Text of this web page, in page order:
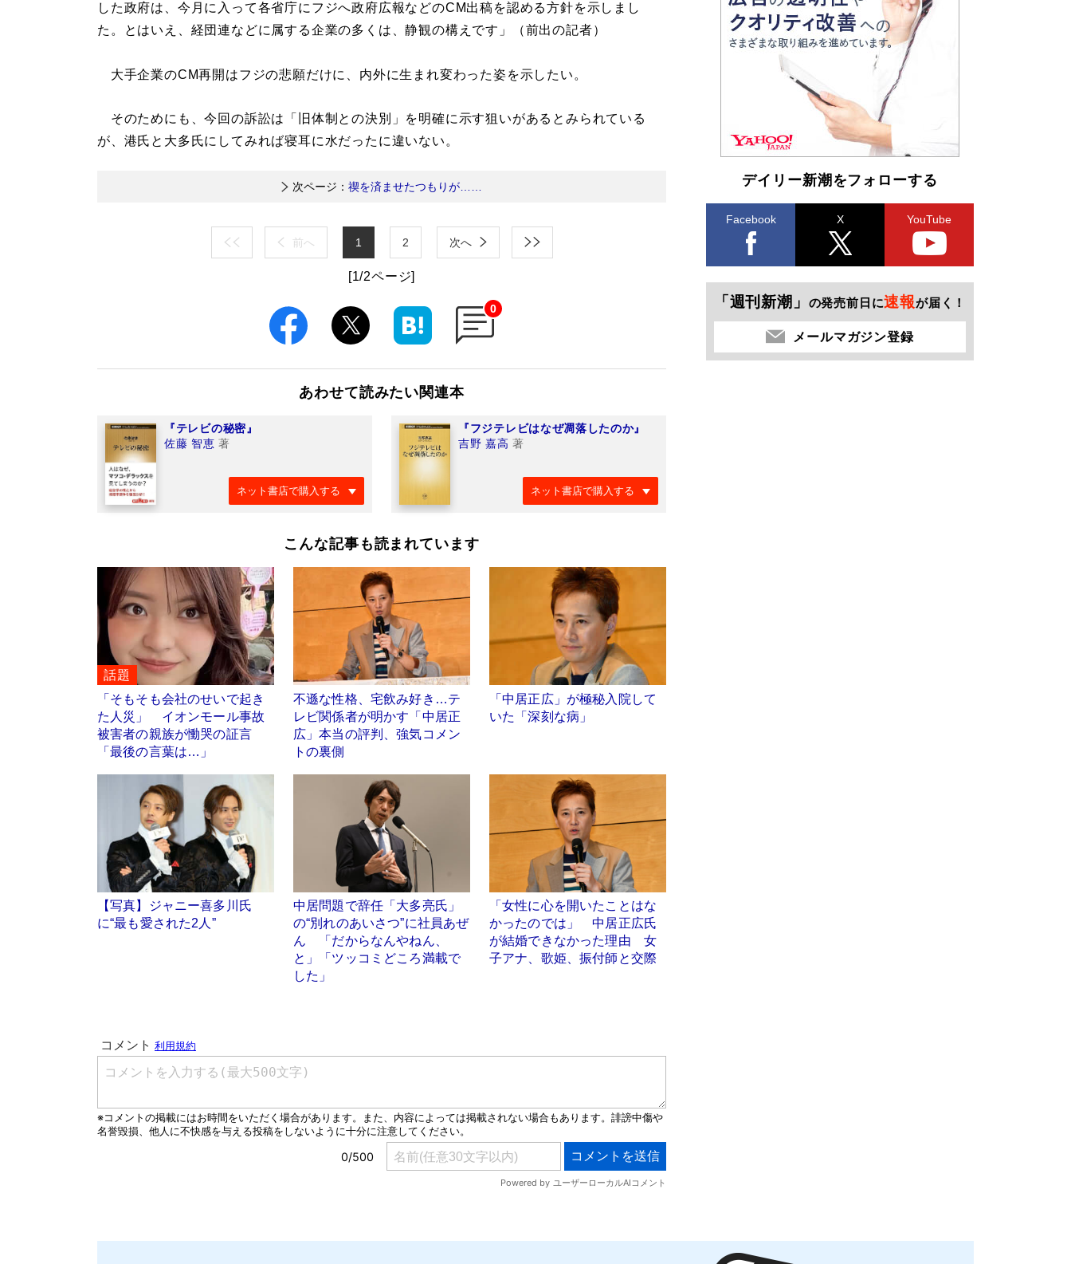
した政府は、今月に入って各省庁にフジへ政府広報などのCM出稿を認める方針を示しまし
た。とはいえ、経団連などに属する企業の多くは、静観の構えです」（前出の記者）
大手企業のCM再開はフジの悲願だけに、内外に生まれ変わった姿を示したい。
そのためにも、今回の訴訟は「旧体制との決別」を明確に示す狙いがあるとみられている
が、港氏と大多氏にしてみれば寝耳に水だったに違いない。
次ページ： 禊を済ませたつもりが……
前へ 1 2 次へ
[1/2ページ]
0
あわせて読みたい関連本
『テレビの秘密』
佐藤 智恵 著
ネット書店で購入する
『フジテレビはなぜ凋落したのか』
吉野 嘉高 著
ネット書店で購入する
こんな記事も読まれています
話題
「そもそも会社のせいで起き
た人災」 イオンモール事故
被害者の親族が慟哭の証言
「最後の言葉は…」
不遜な性格、宅飲み好き…テ
レビ関係者が明かす「中居正
広」本当の評判、強気コメン
トの裏側
「中居正広」が極秘入院して
いた「深刻な病」
【写真】ジャニー喜多川氏
に“最も愛された2人”
中居問題で辞任「大多亮氏」
の“別れのあいさつ”に社員あぜ
ん 「だからなんやねん、
と」「ツッコミどころ満載で
した」
「女性に心を開いたことはな
かったのでは」 中居正広氏
が結婚できなかった理由 女
子アナ、歌姫、振付師と交際
デイリー新潮をフォローする
Facebook X YouTube
「週刊新潮」 の発売前日に速報が届く！
メールマガジン登録